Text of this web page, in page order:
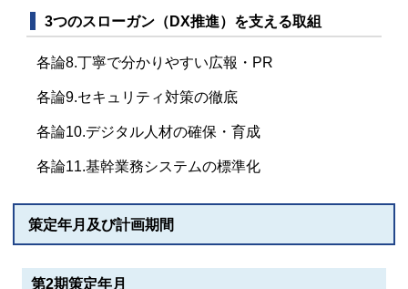
3つのスローガン（DX推進）を支える取組
各論8.丁寧で分かりやすい広報・PR
各論9.セキュリティ対策の徹底
各論10.デジタル人材の確保・育成
各論11.基幹業務システムの標準化
策定年月及び計画期間
第2期策定年月